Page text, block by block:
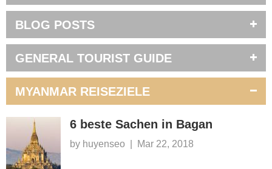
BLOG POSTS
GENERAL TOURIST GUIDE
MYANMAR REISEZIELE
6 beste Sachen in Bagan
by huyenseo Mar 22, 2018